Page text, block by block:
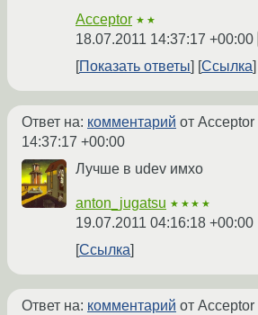
Acceptor ★★
18.07.2011 14:37:17 +00:00
Показать ответы Ссылка
Ответ на: комментарий от Acceptor
14:37:17 +00:00
Лучше в udev имхо
anton_jugatsu ★★★★
19.07.2011 04:16:18 +00:00
Ссылка
Ответ на: комментарий от Acceptor